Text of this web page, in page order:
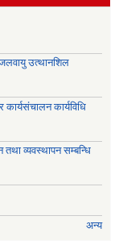
उत्थानशिल
कार्यविधि
व्यवस्थापन सम्बन्धि
अन्य